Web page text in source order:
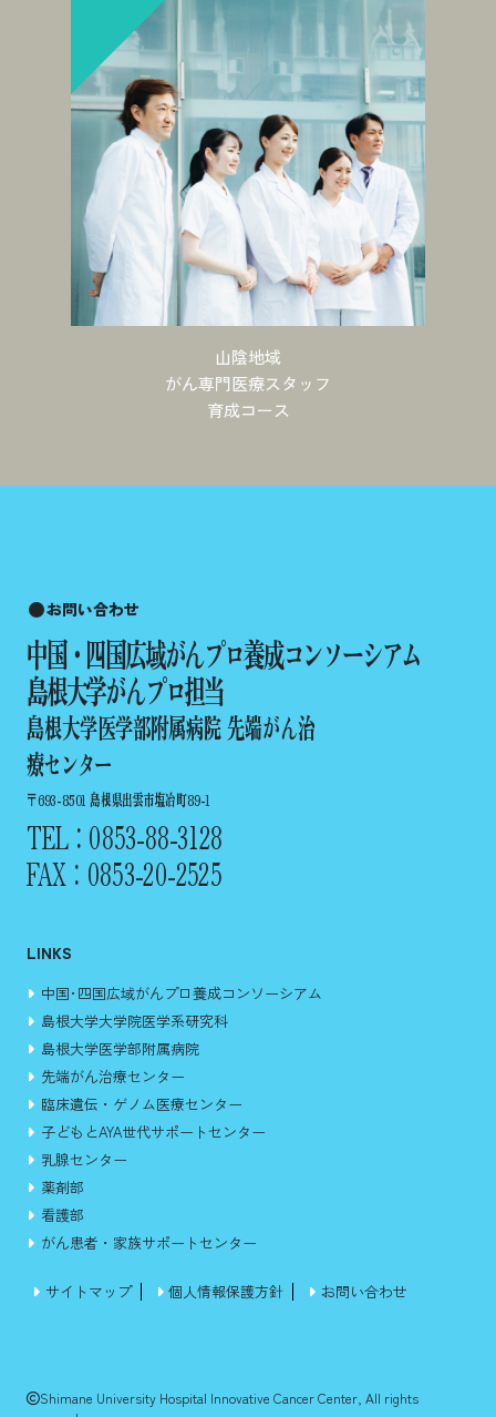
山陰地域
がん専門医療スタッフ
育成コース
お問い合わせ
中国・四国広域がんプロ養成コンソーシアム
島根大学がんプロ担当
島根大学医学部附属病院 先端がん治
療センター
〒693-8501 島根県出雲市塩冶町89-1
TEL：0853-88-3128
FAX：0853-20-2525
LINKS
中国･四国広域がんプロ養成コンソーシアム
島根大学大学院医学系研究科
島根大学医学部附属病院
先端がん治療センター
臨床遺伝・ゲノム医療センター
子どもとAYA世代サポートセンター
乳腺センター
薬剤部
看護部
がん患者・家族サポートセンター
サイトマップ 個人情報保護方針 お問い合わせ
Shimane University Hospital Innovative Cancer Center, All rights